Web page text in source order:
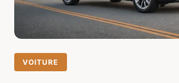
VOITURE